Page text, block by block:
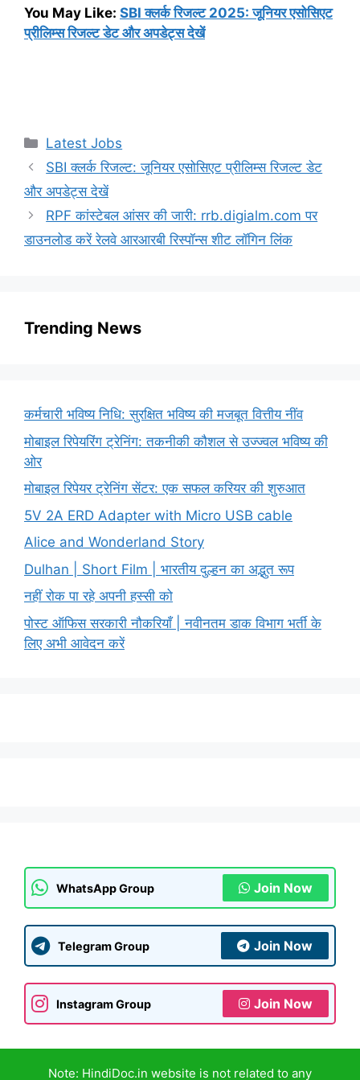
You May Like: SBI क्लर्क रिजल्ट 2025: जूनियर एसोसिएट
प्रीलिम्स रिजल्ट डेट और अपडेट्स देखें
Categories
Latest Jobs
SBI क्लर्क रिजल्ट: जूनियर एसोसिएट प्रीलिम्स रिजल्ट डेट
और अपडेट्स देखें
RPF कांस्टेबल आंसर की जारी: rrb.digialm.com पर
डाउनलोड करें रेलवे आरआरबी रिस्पॉन्स शीट लॉगिन लिंक
Trending News
कर्मचारी भविष्य निधि: सुरक्षित भविष्य की मजबूत वित्तीय नींव
मोबाइल रिपेयरिंग ट्रेनिंग: तकनीकी कौशल से उज्ज्वल भविष्य की
ओर
मोबाइल रिपेयर ट्रेनिंग सेंटर: एक सफल करियर की शुरुआत
5V 2A ERD Adapter with Micro USB cable
Alice and Wonderland Story
Dulhan | Short Film | भारतीय दुल्हन का अद्भुत रूप
नहीं रोक पा रहे अपनी हस्सी को
पोस्ट ऑफिस सरकारी नौकरियाँ | नवीनतम डाक विभाग भर्ती के
लिए अभी आवेदन करें
WhatsApp Group Join Now
Telegram Group Join Now
Instagram Group Join Now
Note: HindiDoc.in website is not related to any